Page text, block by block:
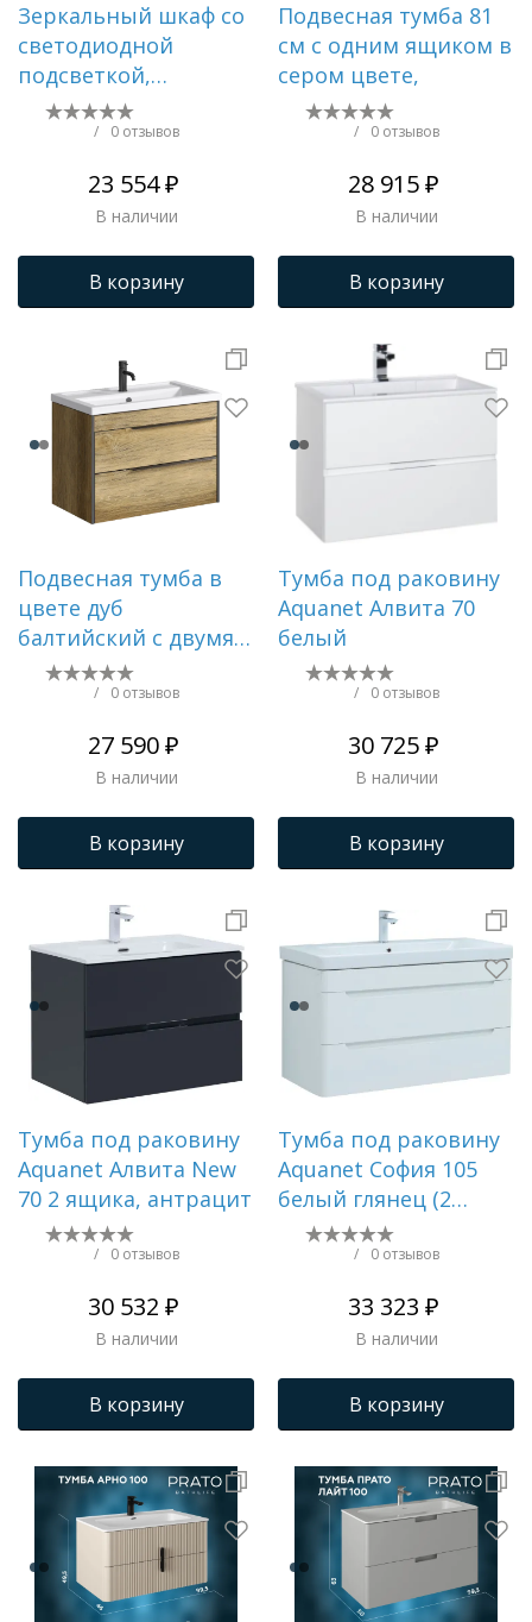
Зеркальный шкаф со
светодиодной
подсветкой,
сенсорным
выключателем и
освещенности.
/ 0 отзывов
23 554 ₽
В наличии
В корзину
Подвесная тумба 81
см с одним ящиком в
сером цвете,
/ 0 отзывов
28 915 ₽
В наличии
В корзину
Подвесная тумба в
цвете дуб
балтийский с двумя
ящиками
/ 0 отзывов
27 590 ₽
В наличии
В корзину
Тумба под раковину
Aquanet Алвита 70
белый
/ 0 отзывов
30 725 ₽
В наличии
В корзину
Тумба под раковину
Aquanet Алвита New
70 2 ящика, антрацит
/ 0 отзывов
30 532 ₽
В наличии
В корзину
Тумба под раковину
Aquanet София 105
белый глянец (2
ящика)
/ 0 отзывов
33 323 ₽
В наличии
В корзину